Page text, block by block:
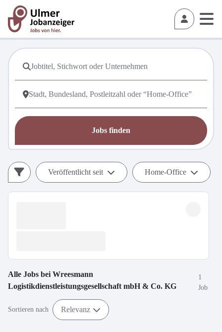
Jobs finden
Veröffentlicht seit Home-Office
Alle Jobs bei Wreesmann
Logistikdienstleistungsgesellschaft mbH & Co. KG
1
Job
Sortieren nach Relevanz